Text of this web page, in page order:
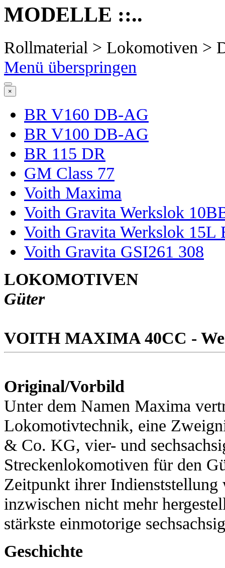
MODELLE ::..
Rollmaterial > Lokomotiven >
Menü überspringen
×
BR V160 DB-AG
BR V100 DB-AG
BR 115 DR
GM Class 77
Voith Maxima
Voith Gravita Werkslok
Voith Gravita Werkslok 15L
Voith Gravita GSI261 308
LOKOMOTIVEN
Güter
VOITH MAXIMA 40CC -
Original/Vorbild
Unter dem Namen Maxima
Lokomotivtechnik, eine
& Co. KG, vier- und
Streckenlokomotiven für den
Zeitpunkt ihrer Indienststellung
inzwischen nicht mehr
stärkste einmotorige
Geschichte